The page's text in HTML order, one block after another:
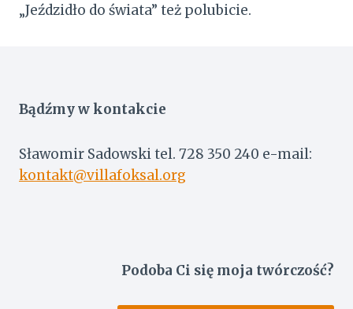
„Jeździdło do świata” też polubicie.
Bądźmy w kontakcie
Sławomir Sadowski tel. 728 350 240 e-mail:
kontakt@villafoksal.org
Podoba Ci się moja twórczość?